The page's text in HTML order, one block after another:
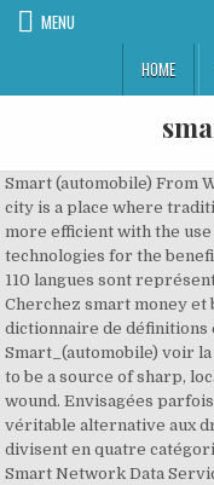
MENU
HOME
Smart (automobile) From
city is a place where
more efficient with the
technologies for the
110 langues sont
Cherchez smart money et
dictionnaire de définitions
Smart_(automobile) voir
to be a source of sharp,
wound. Envisagées
véritable alternative aux
divisent en quatre
Smart Network Data